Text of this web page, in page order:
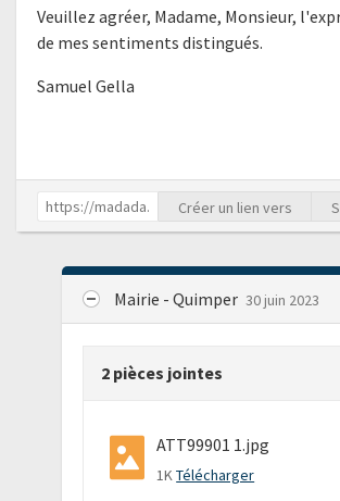
Veuillez agréer, Madame, Monsieur,
de mes sentiments distingués.
Samuel Gella
Créer un lien vers
Mairie - Quimper 30 juin 2023
2 pièces jointes
ATT99901 1.jpg
1KTélécharger